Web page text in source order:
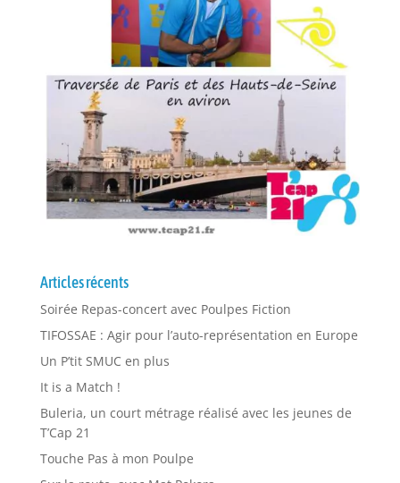
Articles récents
Soirée Repas-concert avec Poulpes Fiction
TIFOSSAE : Agir pour l’auto-représentation en Europe
Un P’tit SMUC en plus
It is a Match !
Buleria, un court métrage réalisé avec les jeunes de
T’Cap 21
Touche Pas à mon Poulpe